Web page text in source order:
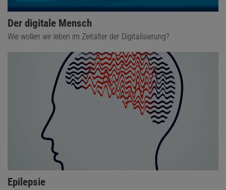
Der digitale Mensch
Wie wollen wir leben im Zeitalter der Digitalisierung?
Epilepsie